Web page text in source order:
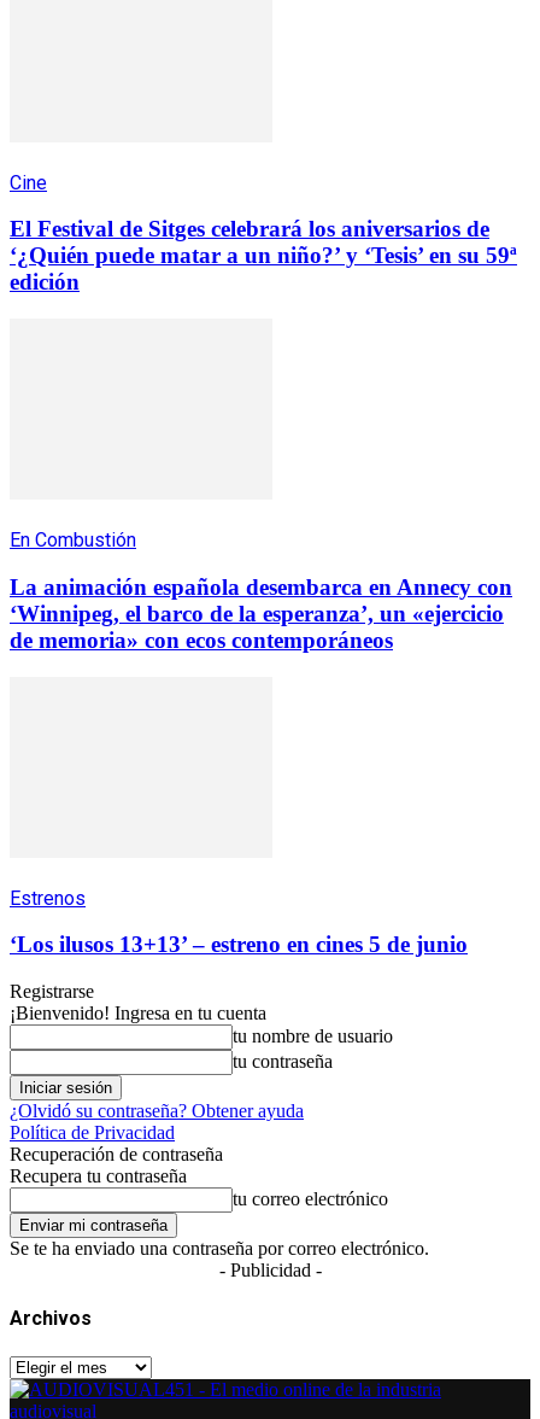
Cine
El Festival de Sitges celebrará los aniversarios de
‘¿Quién puede matar a un niño?’ y ‘Tesis’ en su 59ª
edición
En Combustión
La animación española desembarca en Annecy con
‘Winnipeg, el barco de la esperanza’, un «ejercicio
de memoria» con ecos contemporáneos
Estrenos
‘Los ilusos 13+13’ – estreno en cines 5 de junio
Registrarse
¡Bienvenido! Ingresa en tu cuenta
tu nombre de usuario
tu contraseña
¿Olvidó su contraseña? Obtener ayuda
Política de Privacidad
Recuperación de contraseña
Recupera tu contraseña
tu correo electrónico
Se te ha enviado una contraseña por correo electrónico.
- Publicidad -
Archivos
Archivos